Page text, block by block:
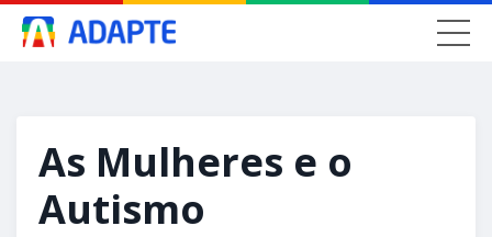
As Mulheres e o
Autismo